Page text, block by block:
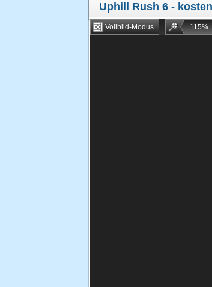
Uphill Rush 6 -
Vollbild-Modus 115%